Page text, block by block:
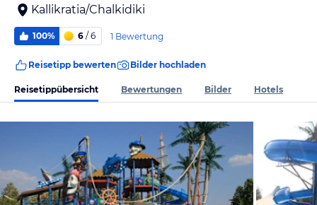
Kallikratia/Chalkidiki
100% 6 / 6 1 Bewertung
Reisetipp bewerten Bilder hochladen
Reisetippübersicht Bewertungen Bilder Hotels